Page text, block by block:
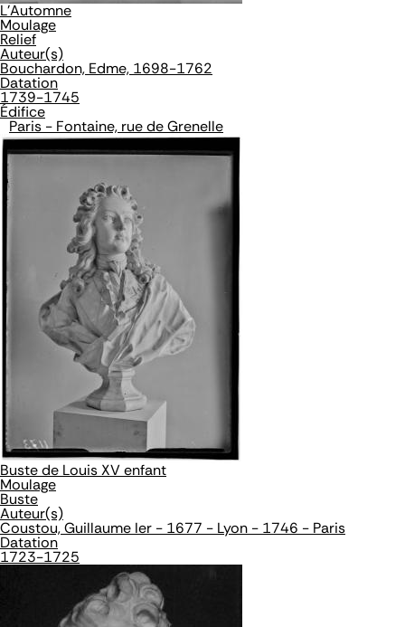
L'Automne
Moulage
Relief
Auteur(s)
Bouchardon, Edme, 1698-1762
Datation
1739-1745
Édifice
Paris - Fontaine, rue de Grenelle
Buste de Louis XV enfant
Moulage
Buste
Auteur(s)
Coustou, Guillaume Ier - 1677 - Lyon - 1746 - Paris
Datation
1723-1725